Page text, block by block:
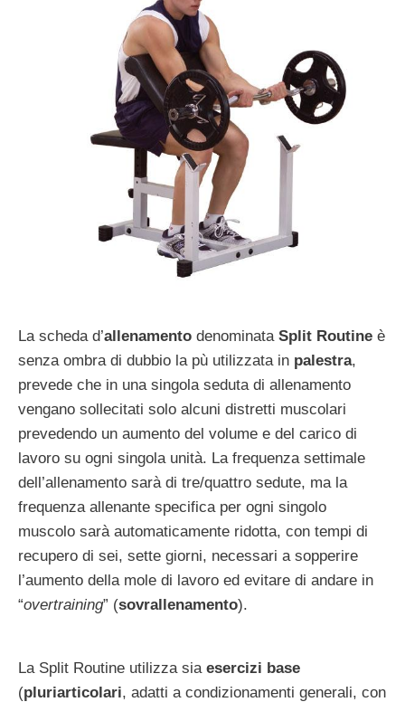
La scheda d’allenamento denominata Split Routine è
senza ombra di dubbio la pù utilizzata in palestra,
prevede che in una singola seduta di allenamento
vengano sollecitati solo alcuni distretti muscolari
prevedendo un aumento del volume e del carico di
lavoro su ogni singola unità. La frequenza settimale
dell’allenamento sarà di tre/quattro sedute, ma la
frequenza allenante specifica per ogni singolo
muscolo sarà automaticamente ridotta, con tempi di
recupero di sei, sette giorni, necessari a sopperire
l’aumento della mole di lavoro ed evitare di andare in
“overtraining” (sovrallenamento).
La Split Routine utilizza sia esercizi base
(pluriarticolari, adatti a condizionamenti generali, con